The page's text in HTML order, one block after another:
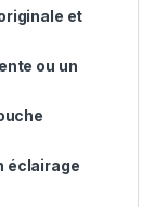
et
ou un
éclairage